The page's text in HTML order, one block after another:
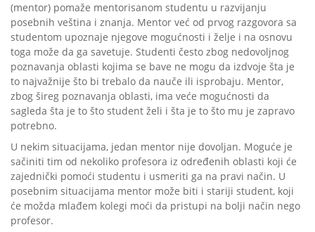
(mentor) pomaže mentorisanom studentu u razvijanju
posebnih veština i znanja. Mentor već od prvog razgovora sa
studentom upoznaje njegove mogućnosti i želje i na osnovu
toga može da ga savetuje. Studenti često zbog nedovoljnog
poznavanja oblasti kojima se bave ne mogu da izdvoje šta je
to najvažnije što bi trebalo da nauče ili isprobaju. Mentor,
zbog šireg poznavanja oblasti, ima veće mogućnosti da
sagleda šta je to što student želi i šta je to što mu je zapravo
potrebno.
U nekim situacijama, jedan mentor nije dovoljan. Moguće je
sačiniti tim od nekoliko profesora iz određenih oblasti koji će
zajednički pomoći studentu i usmeriti ga na pravi način. U
posebnim situacijama mentor može biti i stariji student, koji
će možda mlađem kolegi moći da pristupi na bolji način nego
profesor.